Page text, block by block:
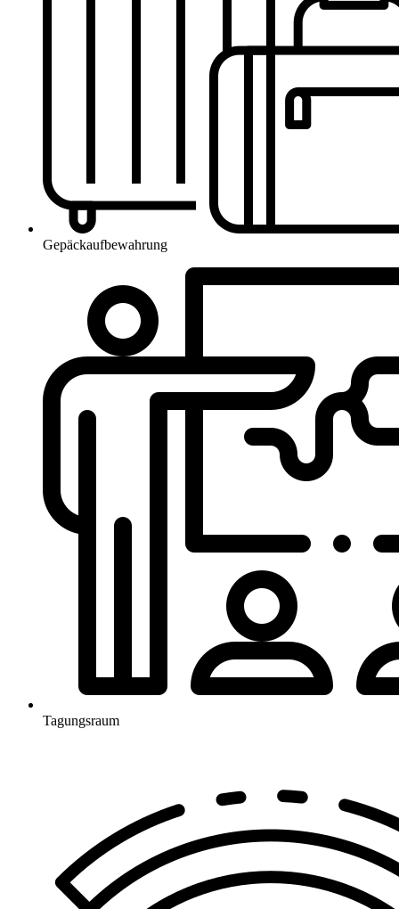
Gepäckaufbewahrung
Tagungsraum